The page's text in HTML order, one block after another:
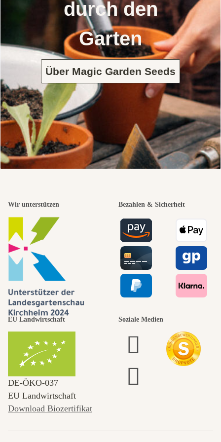
durch den
Garten
Über Magic Garden Seeds
Wir unterstützen Bezahlen & Sicherheit
EU Landwirtschaft
DE‑ÖKO‑037
EU Landwirtschaft
Download Biozertifikat
Soziale Medien